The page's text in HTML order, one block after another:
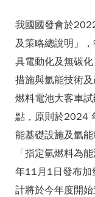
我國國發會於
及策略總說明」
具電動化及無碳
措施與氫能技術
燃料電池大客車
點，原則於2024
能基礎設施及氫
「指定氫燃料為
年11月1日發布加
計將於今年度開